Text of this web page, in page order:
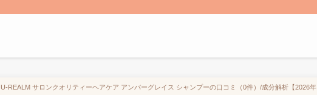
REALM サロンクオリティーヘアケア アンバーグレイス シャンプーの口コミ（0件）/成分解析【2026年